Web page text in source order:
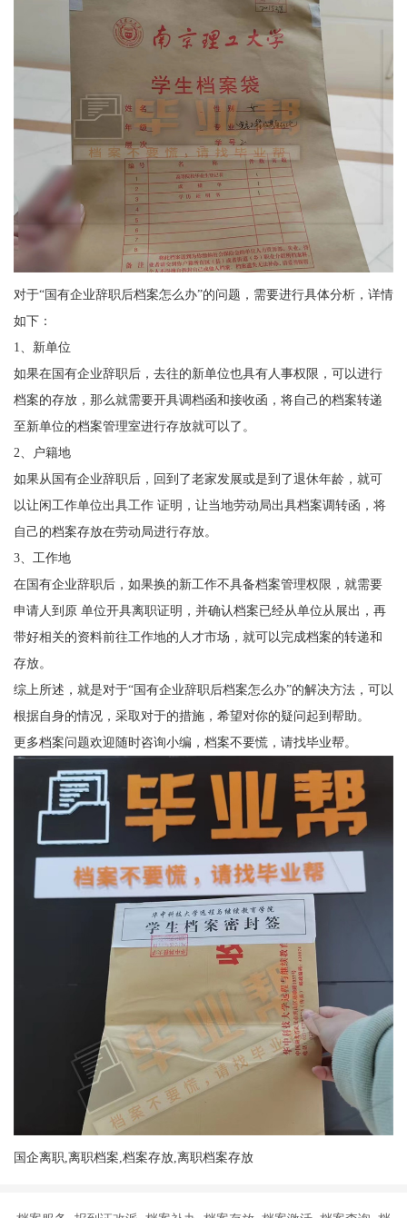
对于“国有企业辞职后档案怎么办”的问题，需要进行具体分析，详情
如下：
1
、新单位
如果在国有企业辞职后，去往的新单位也具有人事权限，可以进行
档案的存放，那么就需要开具调档函和接收函，将自己的档案转递
至新单位的档案管理室进行存放就可以了。
2 、户籍地
如果从 国有企业辞职后，回到了老家发展或是到了退休年龄，就可
以让闲工作单位出具工作 证明，让当地劳动局出具档案调转函，将
自己的档案存放在劳动局进行存放。
3、工作地
在国有企业辞职后，如果换的新工作不具备档案管理权限，就需要
申请人到原 单位开具离职证明，并确认档案已经从单位从展出，再
带好相关的资料前往工作地的人才市场，就可以完成档案的转递和
存放。
综上所述，就是对于“国有企业辞职后档案怎么办”的解决方法，可以
根据自身的情况，采取对于的措施，希望对你的疑问起到帮助。
更多档案问题欢迎随时咨询小编，档案不要慌，请找毕业帮。
国企离职,离职档案,档案存放,离职档案存放